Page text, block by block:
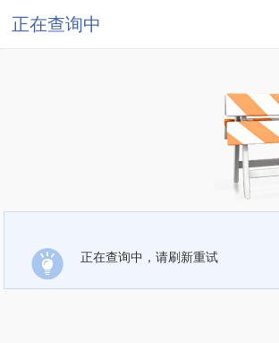
正在查询中
正在查询中，请刷新重试